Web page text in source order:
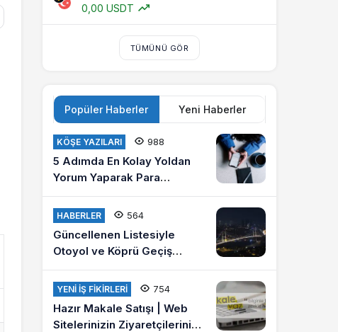
0,00 USDT
TÜMÜNÜ GÖR
Popüler Haberler Yeni Haberler
KÖŞE YAZILARI 988
5 Adımda En Kolay Yoldan
Yorum Yaparak Para
Kazanma
HABERLER 564
Güncellenen Listesiyle
Otoyol ve Köprü Geçiş
Ücretleri 2021
YENI İŞ FIKIRLERI 754
Hazır Makale Satışı | Web
Sitelerinizin Ziyaretçilerini